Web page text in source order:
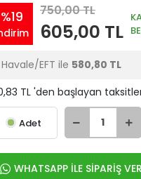
%19 750,00 TL
605,00 TL
Havale/EFT ile 580,80 TL
TL 'den başlayan
Adet
WHATSAPP İLE SİPARİŞ